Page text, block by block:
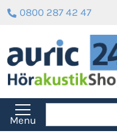
0800 287 42 47
Menu